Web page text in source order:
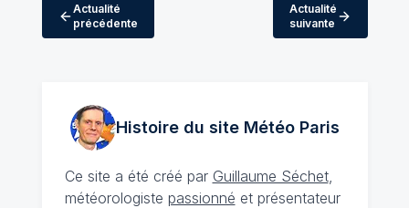
Actualité
précédente
Actualité
suivante
Histoire du site MétéoParis
Ce site a été créé par Guillaume Séchet,
météorologiste passionné et présentateur